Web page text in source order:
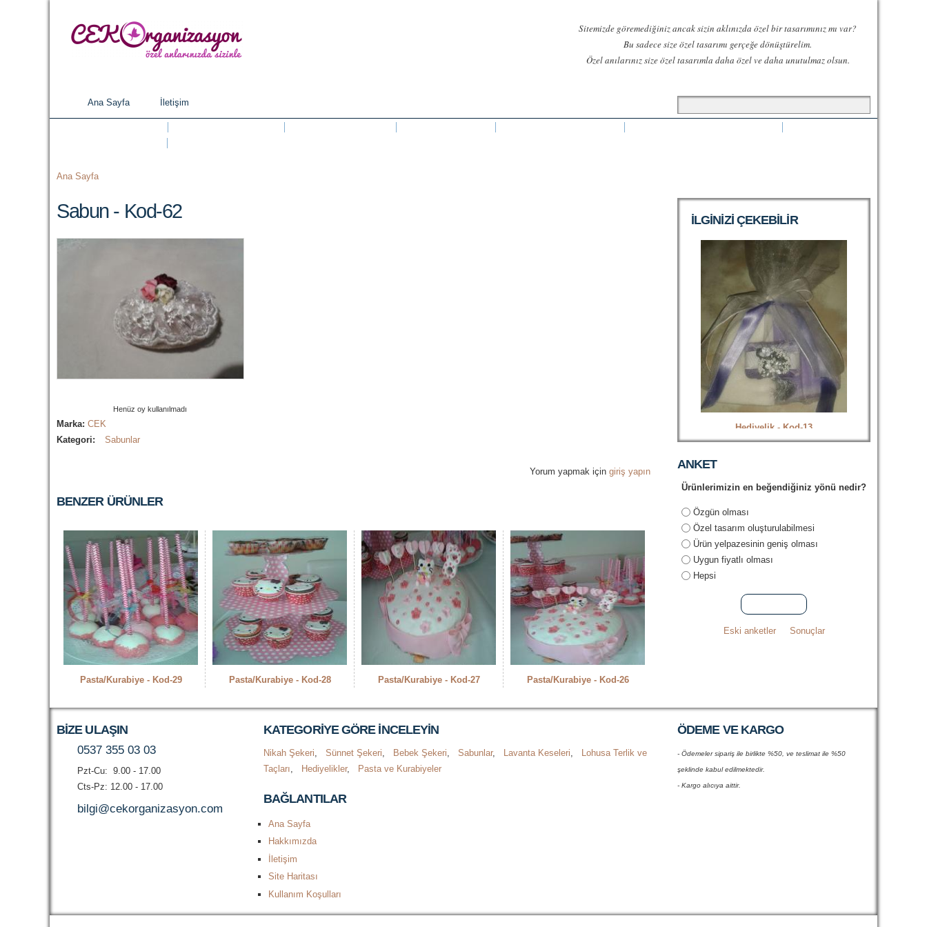
Sitemizde göremediğiniz ancak sizin aklınızda özel bir tasarımınız mı var?
Bu sadece size özel tasarımı gerçeğe dönüştürelim.
Özel anılarınız size özel tasarımla daha özel ve daha unutulmaz olsun.
Ana Sayfa İletişim
Buradasınız
Ana Sayfa
Sabun - Kod-62
Henüz oy kullanılmadı
Marka: CEK
Kategori:
Sabunlar
Yorum yapmak için giriş yapın
BENZER ÜRÜNLER
Pasta/Kurabiye - Kod-29 Pasta/Kurabiye - Kod-28 Pasta/Kurabiye - Kod-27 Pasta/Kurabiye - Kod-26
ILGINIZI ÇEKEBILIR
Hediyelik - Kod-13
ANKET
Ürünlerimizin en beğendiğiniz yönü nedir?
Seçenekler
Özgün olması
Özel tasarım oluşturulabilmesi
Ürün yelpazesinin geniş olması
Uygun fiyatlı olması
Hepsi
Eski anketler Sonuçlar
BIZE ULAŞIN
0537 355 03 03
Pzt-Cu: 9.00 - 17.00
Cts-Pz: 12.00 - 17.00
bilgi@cekorganizasyon.com
KATEGORIYE GÖRE INCELEYIN
Nikah Şekeri, Sünnet Şekeri, Bebek Şekeri, Sabunlar, Lavanta Keseleri,
Lohusa Terlik ve
Taçları, Hediyelikler, Pasta ve Kurabiyeler
BAĞLANTILAR
Ana Sayfa
Hakkımızda
İletişim
Site Haritası
Kullanım Koşulları
ÖDEME VE KARGO
- Ödemeler sipariş ile birlikte %50, ve teslimat ile %50
şeklinde kabul edilmektedir.
- Kargo alıcıya aittir.